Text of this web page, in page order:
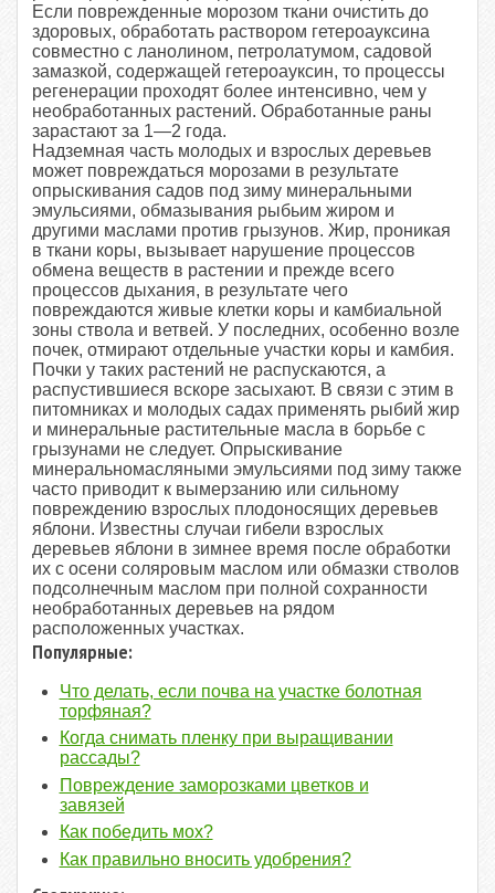
Если поврежденные морозом ткани очистить до
здоровых, обработать ра­створом гетероауксина
совместно с ланоли­ном, петролатумом, садовой
замазкой, содер­жащей гетероауксин, то процессы
регене­рации проходят более интенсивно, чем у
необработанных ра­стений. Обработанные раны
зарастают за 1—2 года.
Надземная часть молодых и взрослых деревьев
может повреждаться морозами в результате
опрыскивания садов под зиму ми­неральными
эмульсиями, обмазывания рыбь­им жиром и
другими маслами против гры­зунов. Жир, проникая
в ткани коры, вы­зывает нарушение процессов
обмена веществ в растении и прежде всего
процессов дыха­ния, в результате чего
повреждаются живые клетки коры и камбиальной
зоны ствола и ветвей. У последних, особенно возле
почек, отмирают отдельные участки коры и камбия.
Почки у таких растений не распускаются, а
распустившиеся вскоре засыхают. В связи с этим в
питомниках и молодых садах при­менять рыбий жир
и минеральные расти­тельные масла в борьбе с
грызунами не следует. Опрыскивание
минеральномасляными эмульсиями под зиму также
часто приво­дит к вымерзанию или сильному
повреждению взрослых плодоносящих деревьев
яблони. Из­вестны случаи гибели взрослых
деревьев яб­лони в зимнее время после обработки
их с осени соляровым маслом или обмазки ство­лов
подсолнечным маслом при полной со­хранности
необработанных деревьев на рядом
расположенных участках.
Популярные:
Что делать, если почва на участке болотная
торфяная?
Когда снимать пленку при выращивании
рассады?
Повреждение заморозками цветков и
завязей
Как победить мох?
Как правильно вносить удобрения?